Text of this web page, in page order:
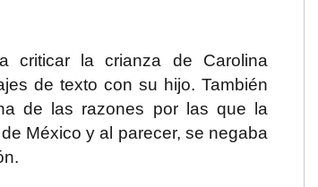
criticar la crianza de Carolina
de texto con su hijo. También
de las razones por las que la
México y al parecer, se negaba